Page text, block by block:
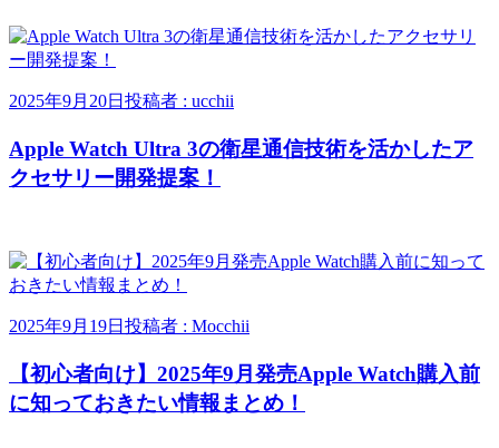
2025年9月20日 投稿者 : ucchii
Apple Watch Ultra 3の衛星通信技術を活かしたア
クセサリー開発提案！
2025年9月19日 投稿者 : Mocchii
【初心者向け】2025年9月発売Apple Watch購入前
に知っておきたい情報まとめ！